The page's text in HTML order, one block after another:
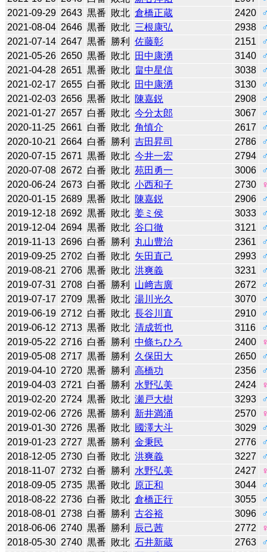
2021-09-29 2643 黒番 敗北 倉橋正蔵 2420
2021-08-04 2646 黒番 敗北 三根康弘 2938
2021-07-14 2647 黒番 勝利 佐藤彰 2151
2021-05-26 2650 黒番 敗北 田中康湧 3140
2021-04-28 2651 黒番 敗北 畠中星信 3038
2021-02-17 2655 白番 敗北 田中康湧 3130
2021-02-03 2656 黒番 敗北 陳嘉鋭 2908
2021-01-27 2657 白番 敗北 今分太郎 3067
2020-11-25 2661 白番 敗北 角慎介 2617
2020-10-21 2664 白番 勝利 吉田昇司 2786
2020-07-15 2671 黒番 敗北 今井一宏 2794
2020-07-08 2672 白番 敗北 苑田勇一 3006
2020-06-24 2673 白番 敗北 小西和子 2730
2020-01-15 2689 黒番 敗北 陳嘉鋭 2906
2019-12-18 2692 黒番 敗北 姜ミ侯 3033
2019-12-04 2694 黒番 敗北 谷口徹 3121
2019-11-13 2696 白番 勝利 丸山豊治 2361
2019-09-25 2702 白番 敗北 矢田直己 2993
2019-08-21 2706 黒番 敗北 洪爽義 3231
2019-07-31 2708 白番 勝利 山﨑吉廣 2672
2019-07-17 2709 黒番 敗北 湯川光久 3070
2019-06-19 2712 白番 敗北 長谷川直 2910
2019-06-12 2713 黒番 敗北 清成哲也 3116
2019-05-22 2716 白番 勝利 中條ちひろ 2400
2019-05-08 2717 黒番 勝利 久保田大 2650
2019-04-10 2720 黒番 勝利 高橋功 2356
2019-04-03 2721 白番 勝利 水野弘美 2424
2019-02-20 2724 黒番 敗北 瀬戸大樹 3293
2019-02-06 2726 黒番 勝利 新井満涌 2570
2019-01-30 2726 黒番 敗北 國澤大斗 3029
2019-01-23 2727 黒番 勝利 金秉民 2776
2018-12-05 2730 白番 敗北 洪爽義 3227
2018-11-07
2732 白番 勝利 水野弘美 2427
2018-09-05 2735 黒番 敗北 原正和 3044
2018-08-22 2736 白番 敗北 倉橋正行 3055
2018-08-01 2738 白番 勝利 古谷裕 3096
2018-06-06 2740 黒番 勝利 辰己茜 2772
2018-05-30 2740 黒番 敗北 石井新蔵 2763